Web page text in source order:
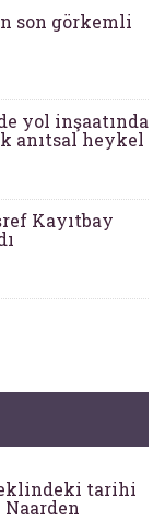
son görkemli
yol inşaatında
anıtsal heykel
Kayıtbay
tarihi